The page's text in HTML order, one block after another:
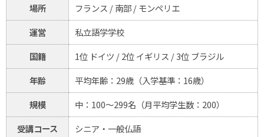
場所
フランス / 南部 / モンペリエ
運営
私立語学学校
国籍
1位 ドイツ / 2位 イギリス / 3位 ブラジル
年齢
平均年齢：29歳（入学基準：16歳）
規模
中：100～299名（月平均学生数：200）
受講コース
シニア・一般仏語